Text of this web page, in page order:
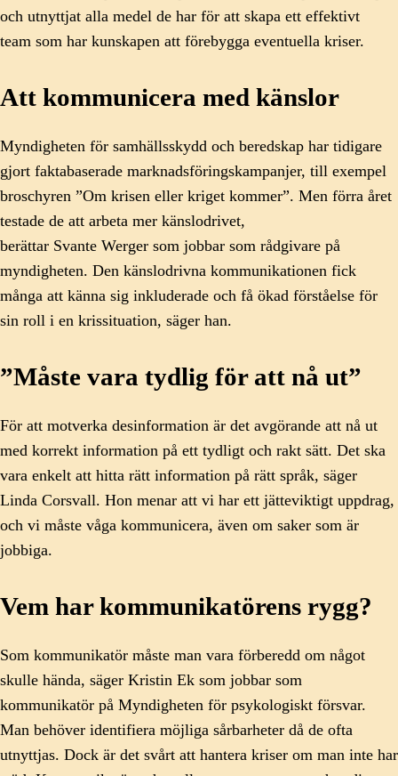
och utnyttjat alla medel de har för att skapa ett effektivt
team som har kunskapen att förebygga eventuella kriser.
Att kommunicera med känslor
Myndigheten för samhällsskydd och beredskap har tidigare
gjort faktabaserade marknadsföringskampanjer, till exempel
broschyren ”Om krisen eller kriget kommer”. Men förra året
testade de att arbeta mer känslodrivet,
berättar Svante Werger som jobbar som rådgivare på
myndigheten. Den känslodrivna kommunikationen fick
många att känna sig inkluderade och få ökad förståelse för
sin roll i en krissituation, säger han.
”Måste vara tydlig för att nå ut”
För att motverka desinformation är det avgörande att nå ut
med korrekt information på ett tydligt och rakt sätt. Det ska
vara enkelt att hitta rätt information på rätt språk, säger
Linda Corsvall. Hon menar att vi har ett jätteviktigt uppdrag,
och vi måste våga kommunicera, även om saker som är
jobbiga.
Vem har kommunikatörens rygg?
Som kommunikatör måste man vara förberedd om något
skulle hända, säger Kristin Ek som jobbar som
kommunikatör på Myndigheten för psykologiskt försvar.
Man behöver identifiera möjliga sårbarheter då de ofta
utnyttjas. Dock är det svårt att hantera kriser om man inte har